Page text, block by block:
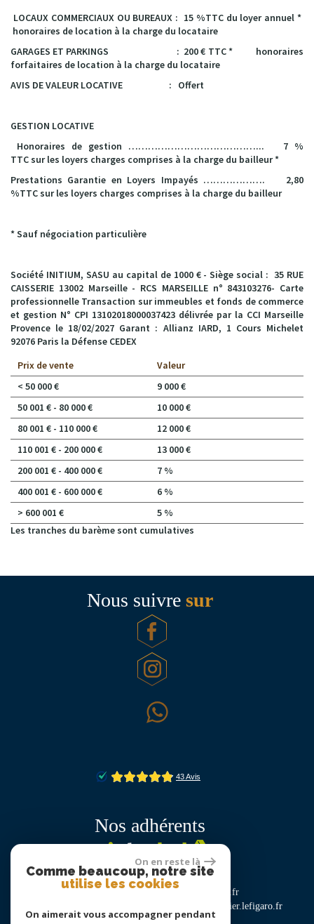
LOCAUX COMMERCIAUX OU BUREAUX : 15 %TTC du loyer annuel *
honoraires de location à la charge du locataire
GARAGES ET PARKINGS : 200 € TTC *honoraires
forfaitaires de location à la charge du locataire
AVIS DE VALEUR LOCATIVE : Offert
GESTION LOCATIVE
Honoraires de gestion
…………………………………... 7 %
TTC sur les loyers charges comprises à la charge du bailleur*
Prestations Garantie en Loyers Impayés ………………. 2,80
%TTC sur les loyers charges comprises à la charge du bailleur
*Sauf négociation particulière
Société INITIUM, SASU au capital de 1000 € - Siège social : 35 RUE
CAISSERIE 13002 Marseille - RCS MARSEILLE n° 843103276- Carte
professionnelle Transaction sur immeubles et fonds de commerce
et gestion N° CPI 13102018000037423 délivrée par la CCI Marseille
Provence le 18/02/2027 Garant : Allianz IARD, 1 Cours Michelet
92076 Paris la Défense CEDEX
Prix de vente
Valeur
< 50 000 €
9 000 €
50 001 € - 80 000 €
10 000 €
80 001 € - 110 000 €
12 000 €
110 001 € - 200 000 €
13 000 €
200 001 € - 400 000 €
7 %
400 001 € - 600 000 €
6 %
> 600 001 €
5 %
Les tranches du barème sont cumulatives
Nous suivre sur
Nos adhérents
lemonde.fr
immobilier.lefigaro.fr
On en reste là
Comme beaucoup, notre site
utilise les cookies
On aimerait vous accompagner pendant